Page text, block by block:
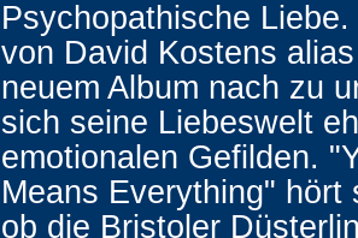
Psychopathische
von David Kostens
neuem Album nach zu
sich seine Liebeswelt
emotionalen Gefilden.
Means Everything" hört
ob die Bristoler